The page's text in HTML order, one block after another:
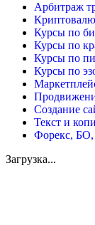
Арбитраж
Курсы по
Курсы по
Курсы по
Курсы по
Создание
Текст и
Форекс, БО,
Загрузка...